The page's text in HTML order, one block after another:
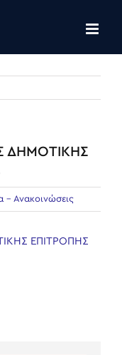
ΔΗΜΟΤΙΚΗΣ
- Ανακοινώσεις
ΕΠΙΤΡΟΠΗΣ